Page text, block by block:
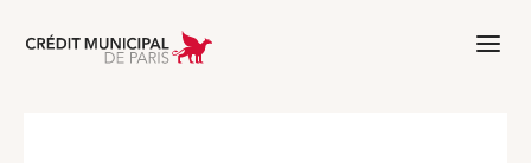
Aller à l'accueil de Crédit Municipal